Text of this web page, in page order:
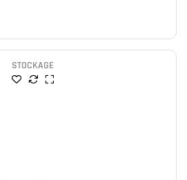
STOCKAGE